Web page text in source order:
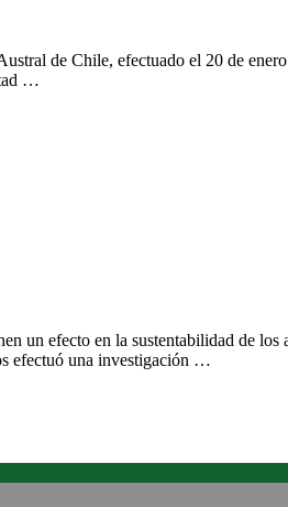
de Chile, efectuado el 20 de
…
un efecto en la sustentabilidad de los
efectuó una investigación …